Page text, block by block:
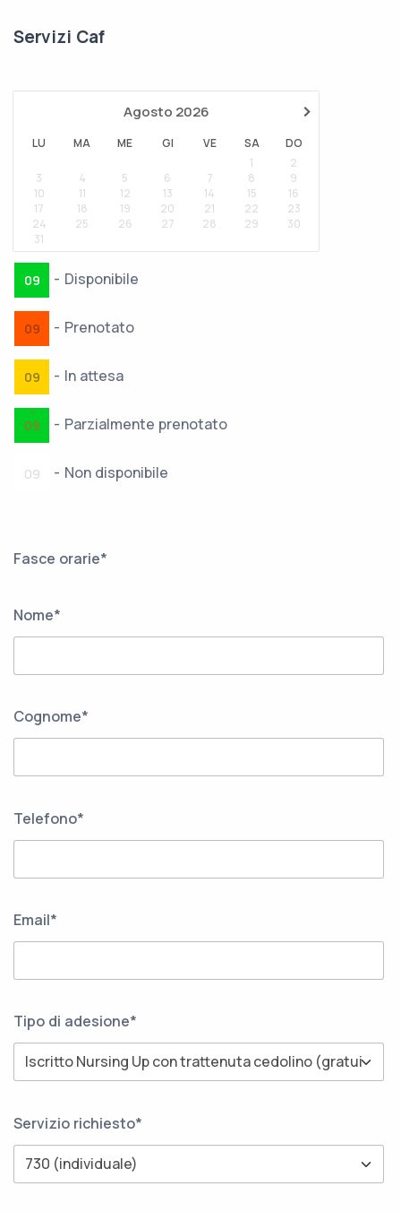
Servizi Caf
›
Agosto 2026
LU MA ME GI VE SA
DO
1
2
3
4 5 6 7 8
9
10
11 12 13 14 15
16
17
18 19 20 21 22
23
24
25 26 27 28 29
30
31
09 - Disponibile
09 - Prenotato
09 - In attesa
·
09 - Parzialmente prenotato
09 - Non disponibile
Fasce orarie*
Nome*
Cognome*
Telefono*
Email*
Tipo di adesione*
Servizio richiesto*